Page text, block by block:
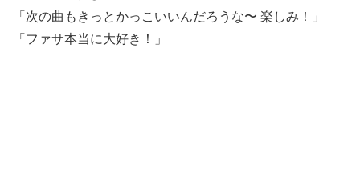
「次の曲もきっとかっこいいんだろうな〜 楽しみ！」
「ファサ本当に大好き！」